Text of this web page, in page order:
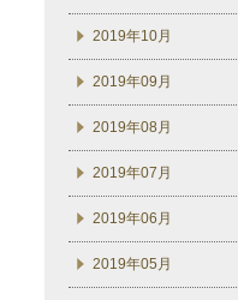
2019年10月
2019年09月
2019年08月
2019年07月
2019年06月
2019年05月